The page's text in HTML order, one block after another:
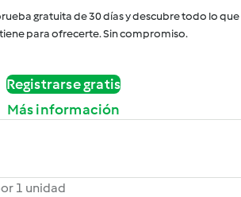
gratuita de 30 días y descubre todo lo que
para ofrecerte. Sin compromiso.
Registrarse gratis
Más información
1 unidad